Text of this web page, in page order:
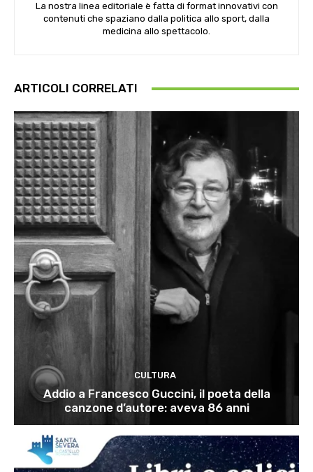
La nostra linea editoriale è fatta di format innovativi con
contenuti che spaziano dalla politica allo sport, dalla
medicina allo spettacolo.
ARTICOLI CORRELATI
CULTURA
Addio a Francesco Guccini, il poeta della
canzone d’autore: aveva 86 anni